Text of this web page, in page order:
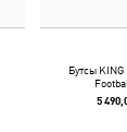
Бутсы KING
5